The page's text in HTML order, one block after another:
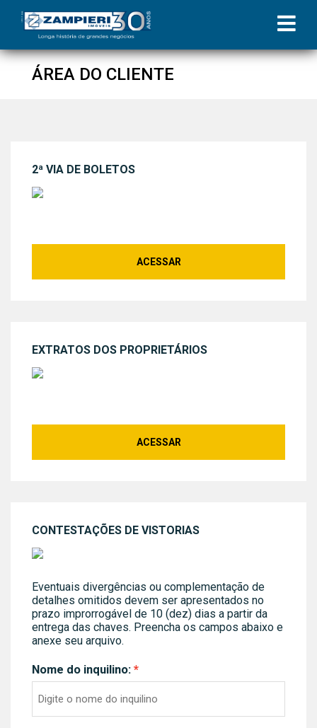
ÁREA DO CLIENTE
2ª VIA DE BOLETOS
ACESSAR
EXTRATOS DOS PROPRIETÁRIOS
ACESSAR
CONTESTAÇÕES DE VISTORIAS
Eventuais divergências ou complementação de
detalhes omitidos devem ser apresentados no
prazo improrrogável de 10 (dez) dias a partir da
entrega das chaves. Preencha os campos abaixo e
anexe seu arquivo.
Nome do inquilino: